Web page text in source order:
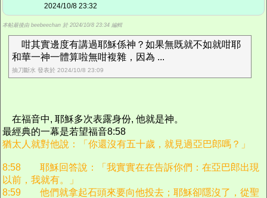
2024/10/8 23:32
本帖最後由 beebeechan 於 2024/10/8 23:34 編輯
咁其實邊度有講過耶穌係神？如果無既就不如就咁耶
和華一神一體算啦無咁複雜，因為 ...
抽刀斷水 發表於 2024/10/8 23:09
在福音中, 耶穌多次表露身份, 他就是神。
最經典的一幕是若望福音8:58
猶太人就對他說：「你還沒有五十歲，就見過亞巴郎嗎？」
8:58 耶穌回答說：「我實實在在告訴你們：在亞巴郎出現
以前，我就有。」
8:59 他們就拿起石頭來要向他投去；耶穌卻隱沒了，從聖